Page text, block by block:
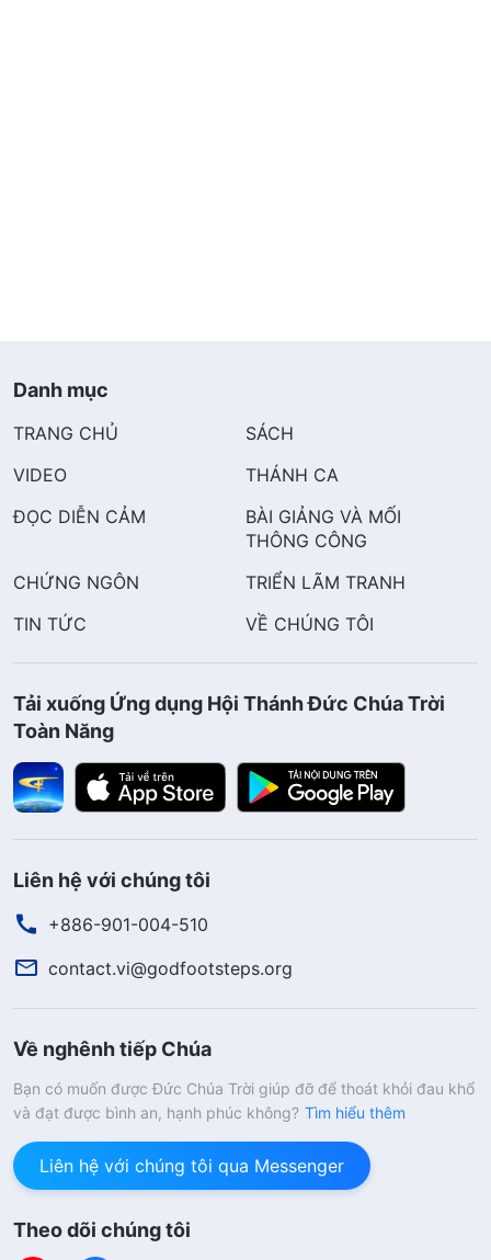
Danh mục
TRANG CHỦ
SÁCH
VIDEO
THÁNH CA
ĐỌC DIỄN CẢM
BÀI GIẢNG VÀ MỐI
THÔNG CÔNG
CHỨNG NGÔN
TRIỂN LÃM TRANH
TIN TỨC
VỀ CHÚNG TÔI
Tải xuống Ứng dụng Hội Thánh Đức Chúa Trời
Toàn Năng
Liên hệ với chúng tôi
+886-901-004-510
contact.vi@godfootsteps.org
Về nghênh tiếp Chúa
Bạn có muốn được Đức Chúa Trời giúp đỡ để thoát khỏi đau khổ
và đạt được bình an, hạnh phúc không? Tìm hiểu thêm
Liên hệ với chúng tôi qua Messenger
Theo dõi chúng tôi